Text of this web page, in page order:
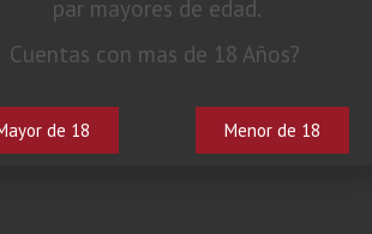
par mayores de edad.
Cuentas con mas de 18 Años?
de 18 Menor de 18